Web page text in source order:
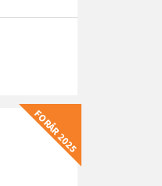
FORÅR 2025